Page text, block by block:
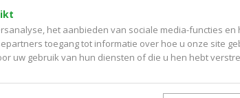
het aanbieden van sociale media-functies
toegang tot informatie over hoe u onze site
uw gebruik van hun diensten of die u hen hebt